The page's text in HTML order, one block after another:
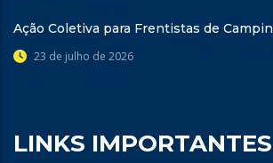
Ação Coletiva para Frentistas de
23 de julho de 2026
LINKS IMPORTANTES